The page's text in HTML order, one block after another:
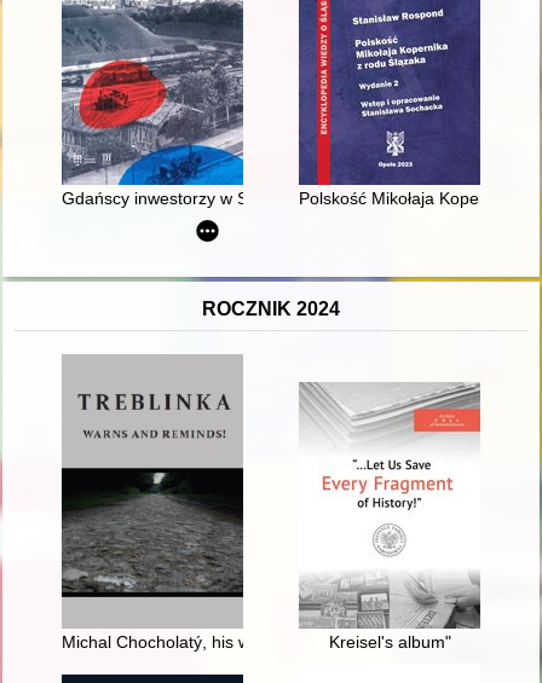
Gdańscy inwestorzy w Sopocie : prestiż finansowy i
Polskość Mikołaja Kopernika z
ROCZNIK 2024
Michal Chocholatý, his work in disseminating the knowledge
Kreisel's album"